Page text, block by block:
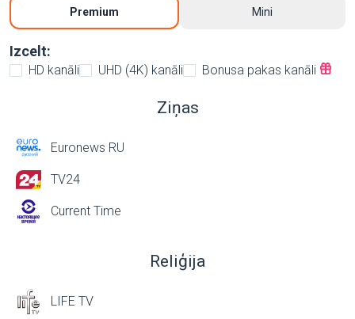
Premium Mini
Izcelt:
HD kanāli UHD (4K) kanāli Bonusa pakas kanāli
Ziņas
Euronews RU
TV24
Current Time
Reliģija
LIFE TV